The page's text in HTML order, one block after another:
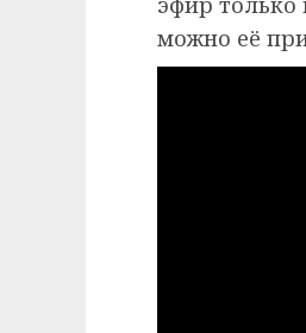
можно её